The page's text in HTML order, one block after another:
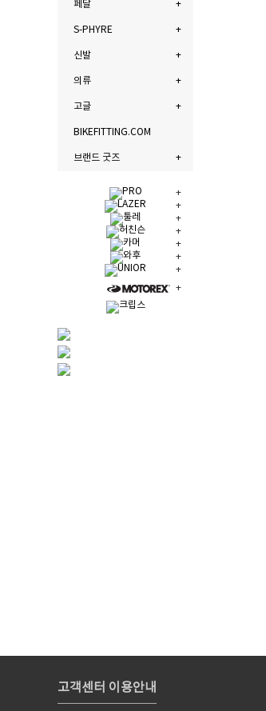
페달
S-PHYRE
신발
의류
고글
BIKEFITTING.COM
브랜드 굿즈
고객센터 이용안내